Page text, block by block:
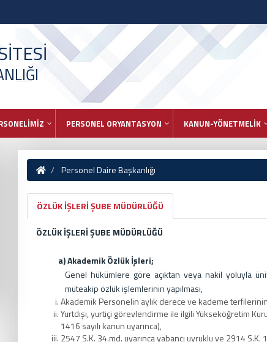
PERSONEL ORYANTASYON KANUN-YÖNETMELİK
Personel Daire Başkanlığı
ÖZLÜK İŞLERİ ŞUBE MÜDÜRLÜĞÜ
ÖZLÜK İŞLERİ ŞUBE MÜDÜRLÜĞÜ
a) Akademik Özlük İşleri;
Genel hükümlere göre açıktan veya nakil yoluyla
müteakip özlük işlemlerinin yapılması,
Akademik Personelin aylık derece ve kademe terfilerinin
Yurtdışı, yurtiçi görevlendirme ile ilgili Yükseköğretim
1416 sayılı kanun uyarınca),
2547 S.K. 34.md. uyarınca yabancı uyruklu ve 2914